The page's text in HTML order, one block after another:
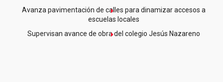
Avanza pavimentación de calles para dinamizar accesos a
escuelas locales
Supervisan avance de obra del colegio Jesús Nazareno